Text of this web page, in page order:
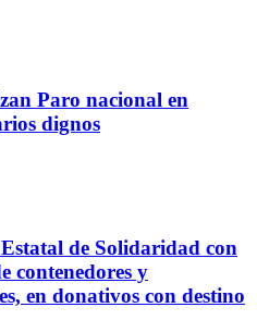
Paro nacional en
dignos
de Solidaridad con
contenedores y
en donativos con destino